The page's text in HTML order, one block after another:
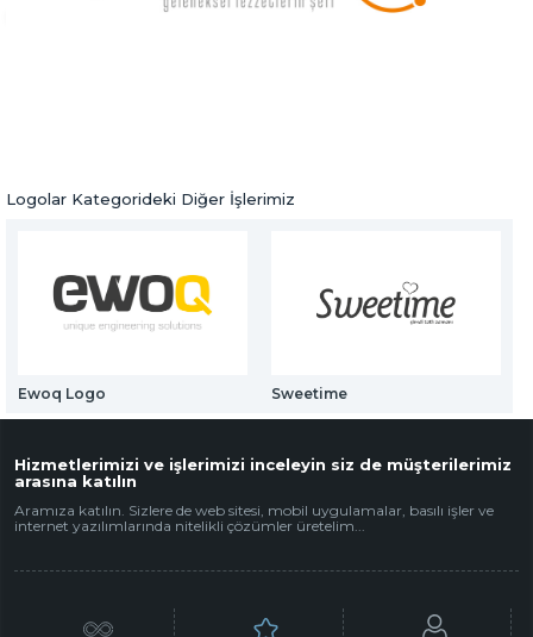
Web Mail Arayüzü
Logolar Kategorideki Diğer İşlerimiz
Ewoq Logo Sweetime
Hizmetlerimizi ve işlerimizi inceleyin siz de müşterilerimiz
arasına katılın
Aramıza katılın. Sizlere de web sitesi, mobil uygulamalar, basılı işler ve
internet yazılımlarında nitelikli çözümler üretelim...